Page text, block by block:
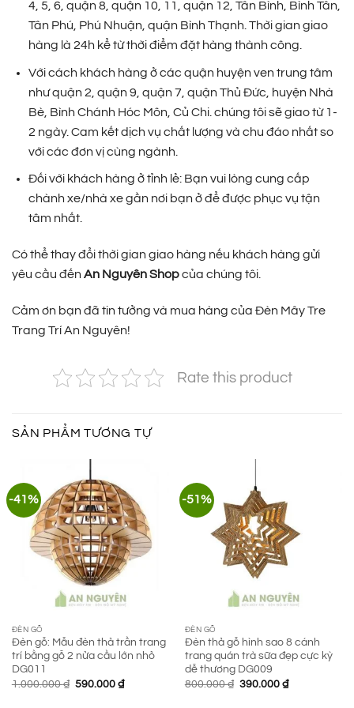
4, 5, 6, quận 8, quận 10, 11, quận 12, Tân Bình, Bình Tân,
Tân Phú, Phú Nhuận, quận Bình Thạnh. Thời gian giao
hàng là 24h kể từ thời điểm đặt hàng thành công.
Với cách khách hàng ở các quận huyện ven trung tâm
như quận 2, quận 9, quận 7, quận Thủ Đức, huyện Nhà
Bè, Bình Chánh Hóc Môn, Củ Chi. chúng tôi sẽ giao từ 1-
2 ngày. Cam kết dịch vụ chất lượng và chu đáo nhất so
với các đơn vị cùng ngành.
Đối với khách hàng ở tỉnh lẻ: Bạn vui lòng cung cấp
chành xe/nhà xe gần nơi bạn ở để được phục vụ tận
tâm nhất.
Có thể thay đổi thời gian giao hàng nếu khách hàng gửi
yêu cầu đến An Nguyên Shopcủa chúng tôi.
Cảm ơn bạn đã tin tưởng và mua hàng của Đèn Mây Tre
Trang Trí An Nguyên!
Rate this product
SẢN PHẨM TƯƠNG TỰ
-41%
ĐÈN GỖ
Đèn gỗ: Mẫu đèn thả trần trang
trí bằng gỗ 2 nửa cầu lớn nhỏ
DG011
1.000.000₫ Giá
590.000 ₫Giá
-51%
ĐÈN GỖ
Đèn thả gỗ hình sao 8 cánh
trang quán trà sữa đẹp cực kỳ
dễ thương DG009
800.000₫ Giá
390.000 ₫Giá